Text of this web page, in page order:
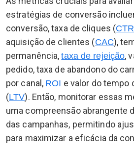
estratégias de conversão
conversão, taxa de cliques (CTR
aquisição de clientes (CAC),
permanência,taxa de rejeição,
pedido, taxa de abandono do
por canal, ROI e valor do tempo
(LTV). Então, monitorar essas
uma compreensão abrangente
das campanhas, permitindo
para maximizar a eficácia da